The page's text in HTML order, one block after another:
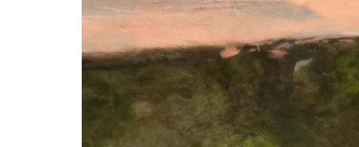
XI. Mèo con và việc sinh sản
A. Khi nào nên cho mèo con đẻ?
B. Cách giảm thiểu sự sinh sản không kiểm
XII. Các vấn đề phổ biến với mèo con
A. Mèo con bị táo bón
B. Mèo con bị tiêu chảy
C. Mèo con không ăn hoặc ăn không đủ